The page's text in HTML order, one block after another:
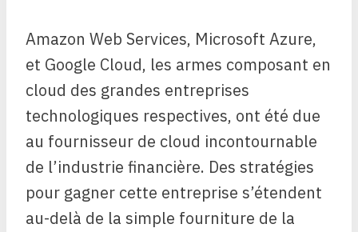
Amazon Web Services, Microsoft Azure,
et Google Cloud, les armes composant en
cloud des grandes entreprises
technologiques respectives, ont été due
au fournisseur de cloud incontournable
de l’industrie financière. Des stratégies
pour gagner cette entreprise s’étendent
au-delà de la simple fourniture de la